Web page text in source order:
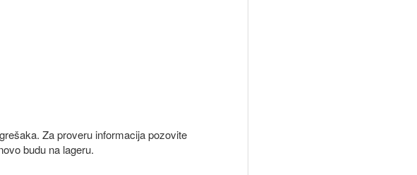
Za proveru informacija pozovite
budu na lageru.